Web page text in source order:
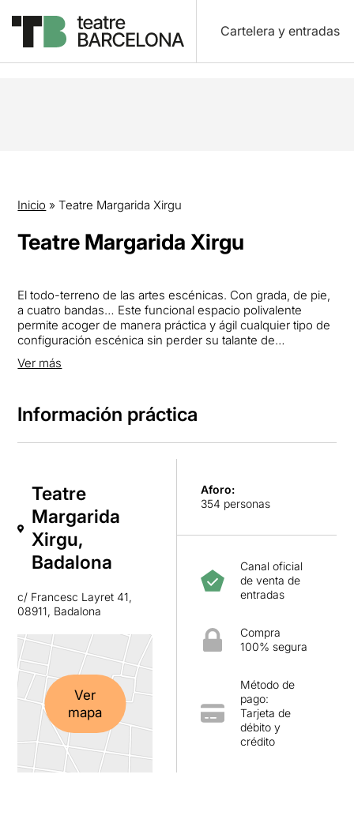
Cartelera y entradas
Inicio »Teatre Margarida Xirgu
Teatre Margarida Xirgu
El todo-terreno de las artes escénicas. Con grada, de pie,
a cuatro bandas… Este funcional espacio polivalente
permite acoger de manera práctica y ágil cualquier tipo de
configuración escénica sin perder su talante de
proximidad y calidez con el público.
Ver más
Información práctica
Teatre
Margarida
Xirgu,
Badalona
c/ Francesc Layret 41,
08911, Badalona
Ver
mapa
Aforo:
354 personas
Canal oficial
de venta de
entradas
Compra
100% segura
Método de
pago:
Tarjeta de
débito y
crédito